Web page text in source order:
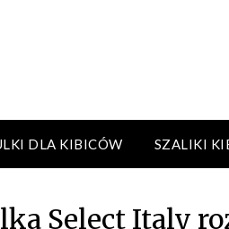
DLA KIBICÓW SZALIKI
Select Italy